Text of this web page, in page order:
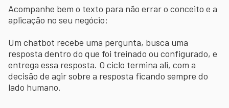
Acompanhe bem o texto para não errar o conceito e a
aplicação no seu negócio:
Um chatbot recebe uma pergunta, busca uma
resposta dentro do que foi treinado ou configurado, e
entrega essa resposta. O ciclo termina ali, com a
decisão de agir sobre a resposta ficando sempre do
lado humano.